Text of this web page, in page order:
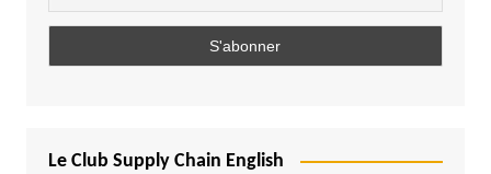
Le Club Supply Chain English